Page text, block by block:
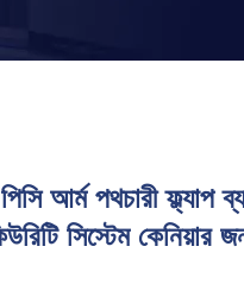
আর্ম পথচারী ফ্ল্যাপ
সিস্টেম কেনিয়ার